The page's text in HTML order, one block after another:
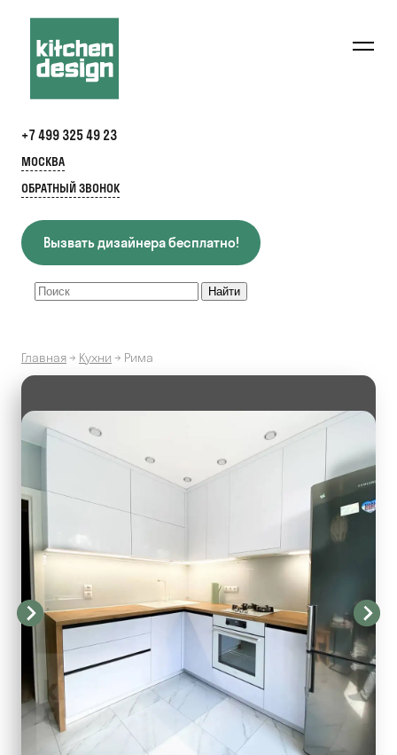
+7 499 325 49 23
МОСКВА
ОБРАТНЫЙ ЗВОНОК
Вызвать дизайнера бесплатно!
Главная→ Кухни → Рима